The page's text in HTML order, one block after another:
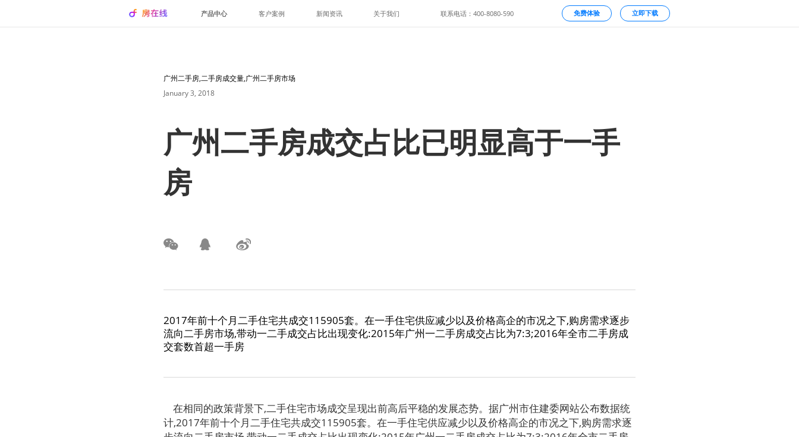
产品中心 客户案例 新闻资讯 关于我们 联系电话：400-8080-590 免费体验 立即下载
广州二手房,二手房成交量,广州二手房市场
January 3, 2018
广州二手房成交占比已明显高于一手
房
2017年前十个月二手住宅共成交115905套。在一手住宅供应减少以及价格高企的市况之下,购房需求逐步
流向二手房市场,带动一二手成交占比出现变化:2015年广州一二手房成交占比为7:3;2016年全市二手房成
交套数首超一手房
在相同的政策背景下,二手住宅市场成交呈现出前高后平稳的发展态势。据广州市住建委网站公布数据统
计,2017年前十个月二手住宅共成交115905套。在一手住宅供应减少以及价格高企的市况之下,购房需求逐